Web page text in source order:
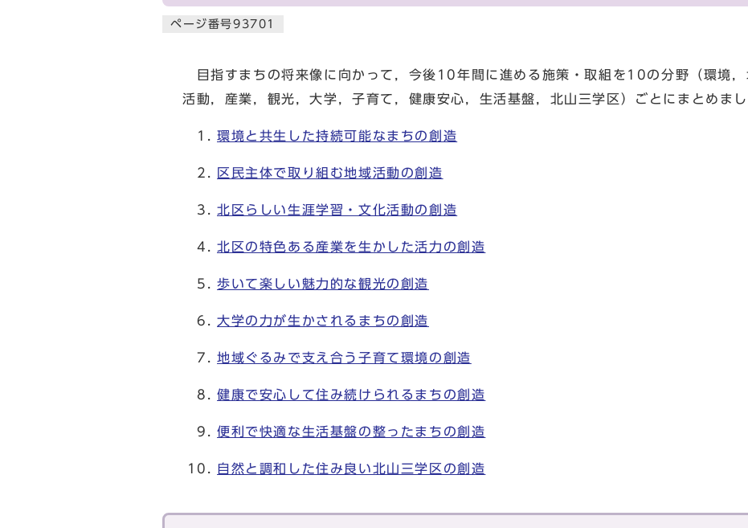
ページ番号93701
目指すまちの将来像に向かって，今後10年間に進める施策・取組を10の分野（環境，
活動，産業，観光，大学，子育て，健康安心，生活基盤，北山三学区）ごとにまとめまし
環境と共生した持続可能なまちの創造
区民主体で取り組む地域活動の創造
北区らしい生涯学習・文化活動の創造
北区の特色ある産業を生かした活力の創造
歩いて楽しい魅力的な観光の創造
大学の力が生かされるまちの創造
地域ぐるみで支え合う子育て環境の創造
健康で安心して住み続けられるまちの創造
便利で快適な生活基盤の整ったまちの創造
自然と調和した住み良い北山三学区の創造